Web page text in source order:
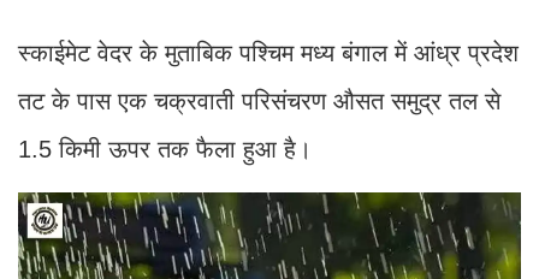
स्काईमेट वेदर के मुताबिक पश्चिम मध्य बंगाल में आंध्र प्रदेश
तट के पास एक चक्रवाती परिसंचरण औसत समुद्र तल से
1.5 किमी ऊपर तक फैला हुआ है।